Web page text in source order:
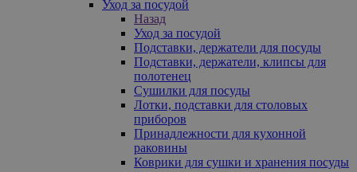
Уход за посудой
Назад
Уход за посудой
Подставки, держатели для посуды
Подставки, держатели, клипсы для
полотенец
Сушилки для посуды
Лотки, подставки для столовых
приборов
Принадлежности для кухонной
раковины
Коврики для сушки и хранения посуды